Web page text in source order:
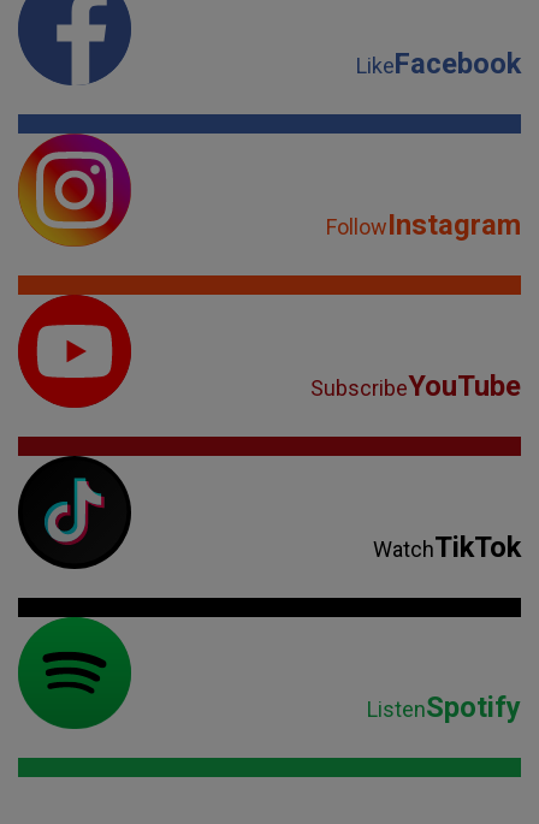
LikeFacebook
FollowInstagram
SubscribeYouTube
WatchTikTok
ListenSpotify